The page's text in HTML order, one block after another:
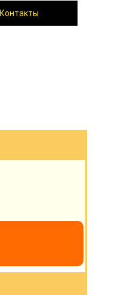
Контакты